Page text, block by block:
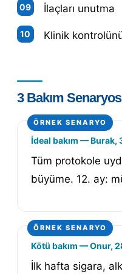
İlaçları unutma
Klinik
3 Bakım
İdeal bakım — Burak,
Tüm protokole
büyüme. 12. ay:
Kötü bakım — Onur,
İlk hafta sigara,